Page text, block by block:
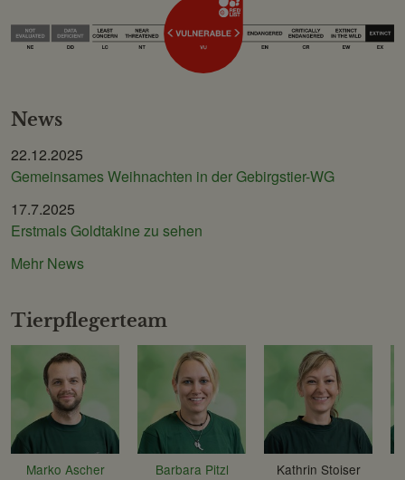
News
22.12.2025
Gemeinsames Weihnachten in der Gebirgstier-WG
17.7.2025
Erstmals Goldtakine zu sehen
Mehr News
Tierpflegerteam
Marko Ascher Barbara Pitzl Kathrin Stoiser